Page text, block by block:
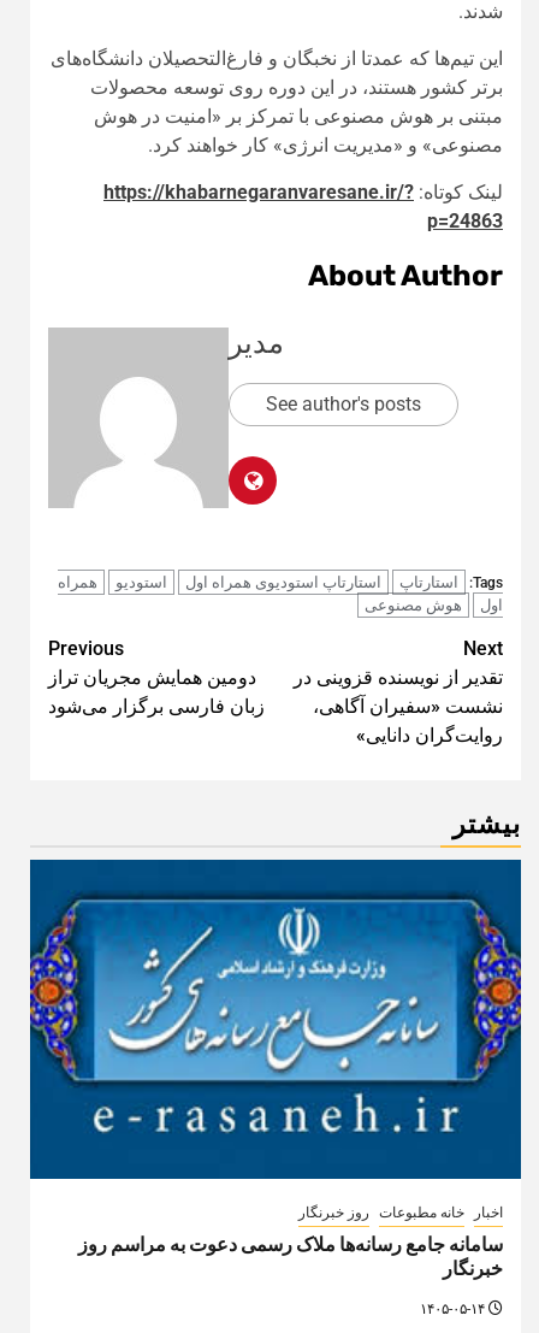
شدند.
این تیم‌ها که عمدتا از نخبگان و فارغ‌التحصیلان دانشگاه‌های
برتر کشور هستند، در این دوره روی توسعه محصولات
مبتنی بر هوش مصنوعی با تمرکز بر «امنیت در هوش
مصنوعی» و «مدیریت انرژی» کار خواهند کرد.
لینک کوتاه: https://khabarnegaranvaresane.ir/?
p=24863
About Author
مدیر
See author's posts
Tags: استارتاپ استارتاپ استودیوی همراه اول استودیو
همراه
اول
هوش مصنوعی
Post
navigation
Previous
دومین همایش مجریان تراز
زبان فارسی برگزار می‌شود
Next
تقدیر از نویسنده قزوینی در
نشست «سفیران آگاهی،
روایت‌گران دانایی»
بیشتر
اخبار خانه مطبوعات روز خبرنگار
سامانه جامع رسانه‌ها ملاک رسمی دعوت به مراسم روز
خبرنگار